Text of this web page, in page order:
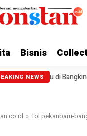
Bisnis
NEWS
69 Riau di Bangkinang
» Tol pekanbaru-